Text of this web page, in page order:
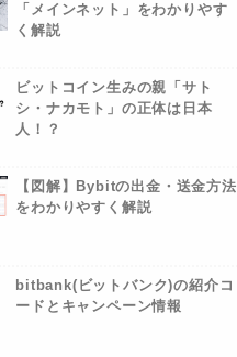
「メインネット」をわかりやす
く解説
ビットコイン生みの親「サト
シ・ナカモト」の正体は日本
人！？
【図解】Bybitの出金・送金方法
をわかりやすく解説
bitbank(ビットバンク)の紹介コ
ードとキャンペーン情報